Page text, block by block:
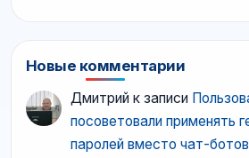
Новые комментарии
Дмитрий к записи
посоветовали применять
паролей вместо чат-ботов